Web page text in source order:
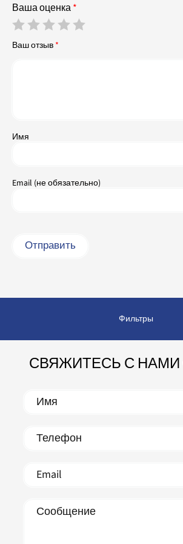
Ваша оценка*
Ваш отзыв *
Имя
Email (не обязательно)
Фильтры
СВЯЖИТЕСЬ С НАМИ